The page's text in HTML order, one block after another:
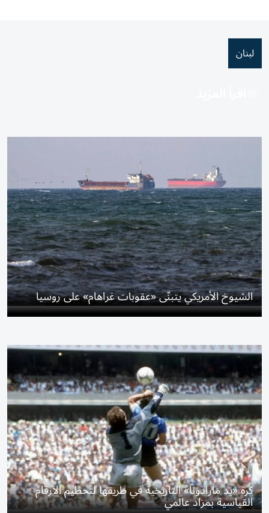
لبنان
الشيوخ الأمريكي يتبنّى «عقوبات غراهام» على روسيا
كرة «يد مارادونا» التاريخية في طريقها لتحطيم الأرقام
القياسية بمزاد عالمي